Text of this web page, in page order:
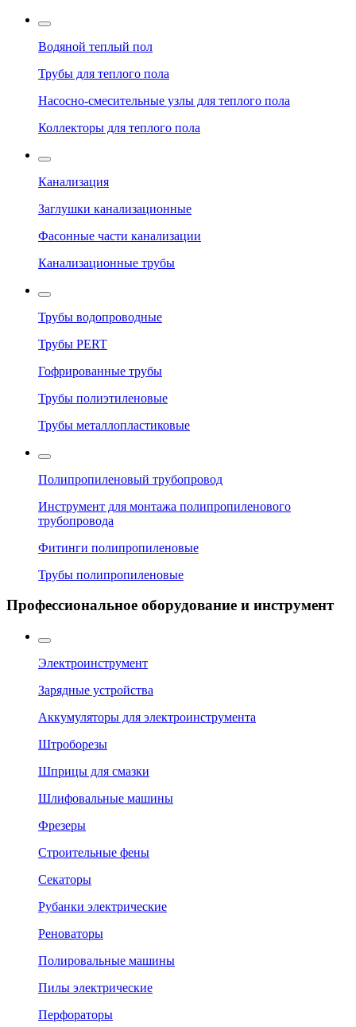
Водяной теплый пол
Трубы для теплого пола
Насосно-смесительные узлы для теплого пола
Коллекторы для теплого пола
Канализация
Заглушки канализационные
Фасонные части канализации
Канализационные трубы
Трубы водопроводные
Трубы PERT
Гофрированные трубы
Трубы полиэтиленовые
Трубы металлопластиковые
Полипропиленовый трубопровод
Инструмент для монтажа полипропиленового
трубопровода
Фитинги полипропиленовые
Трубы полипропиленовые
Профессиональное оборудование и инструмент
Электроинструмент
Зарядные устройства
Аккумуляторы для электроинструмента
Штроборезы
Шприцы для смазки
Шлифовальные машины
Фрезеры
Строительные фены
Секаторы
Рубанки электрические
Реноваторы
Полировальные машины
Пилы электрические
Перфораторы